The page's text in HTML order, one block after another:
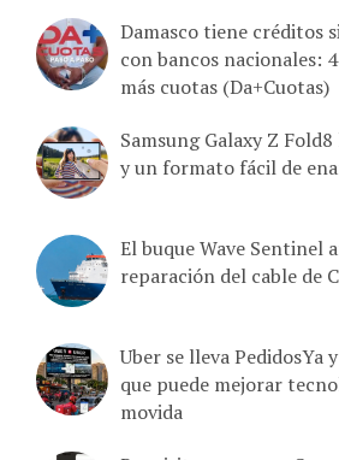
Damasco tiene créditos
con bancos nacionales:
más cuotas (Da+Cuotas)
Samsung Galaxy Z
y un formato fácil de
El buque Wave Sentinel
reparación del cable de
Uber se lleva PedidosYa
que puede mejorar
movida